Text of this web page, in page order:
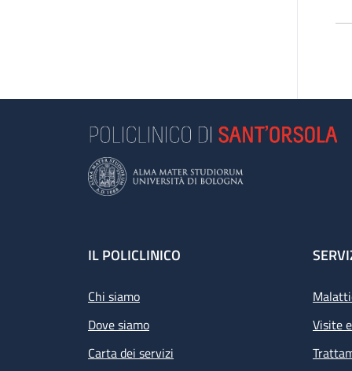
Footer
IL POLICLINICO
Chi siamo
Dove siamo
Carta dei servizi
Visite